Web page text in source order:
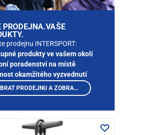
PRODEJNA.VAŠE
prodejnu INTERSPORT:
produkty ve vašem okolí
poradenství na místě
okamžitého vyzvednutí
VYBRAT PRODEJNU A ZOBRAZIT PRODUKTY